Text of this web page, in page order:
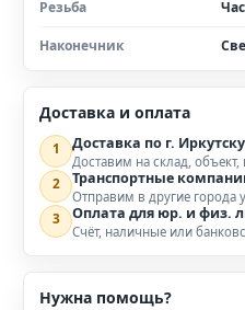
Резьба
Наконечник
Доставка и оплата
1 Доставка по г.
Доставим на склад, объект,
2 Транспортные
Отправим в другие города
3 Оплата для юр. и физ.
Счёт, наличные или
Нужна помощь?